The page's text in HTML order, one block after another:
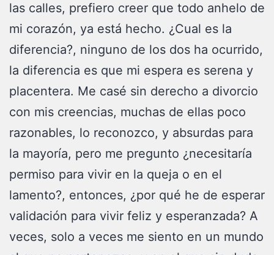
las calles, prefiero creer que todo anhelo de
mi corazón, ya está hecho. ¿Cual es la
diferencia?, ninguno de los dos ha ocurrido,
la diferencia es que mi espera es serena y
placentera. Me casé sin derecho a divorcio
con mis creencias, muchas de ellas poco
razonables, lo reconozco, y absurdas para
la mayoría, pero me pregunto ¿necesitaría
permiso para vivir en la queja o en el
lamento?, entonces, ¿por qué he de esperar
validación para vivir feliz y esperanzada? A
veces, solo a veces me siento en un mundo